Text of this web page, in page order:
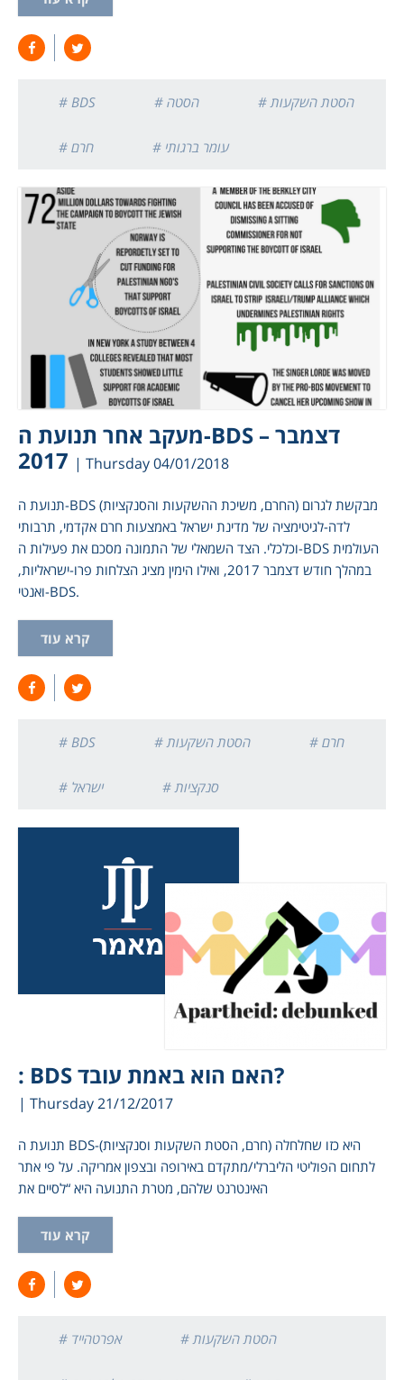
# BDS # הסטה # הסטת השקעות
# חרם # עומר ברגותי
מעקב אחר תנועת ה-BDS – דצמבר
2017 | Thursday 04/01/2018
תנועת ה-BDS (החרם, משיכת ההשקעות והסנקציות) מבקשת לגרום
לדה-לגיטימציה של מדינת ישראל באמצעות חרם אקדמי, תרבותי
וכלכלי. הצד השמאלי של התמונה מסכם את פעילות ה-BDS העולמית
במהלך חודש דצמבר 2017, ואילו הימין מציג הצלחות פרו-ישראליות,
ואנטי-BDS.
קרא עוד
# BDS # הסטת השקעות # חרם
# ישראל # סנקציות
: BDS האם הוא באמת עובד?
| Thursday 21/12/2017
תנועת ה BDS-(חרם, הסטת השקעות וסנקציות) היא כזו שחלחלה
לתחום הפוליטי הליברלי/מתקדם באירופה ובצפון אמריקה. על פי אתר
האינטרנט שלהם, מטרת התנועה היא “לסיים את
קרא עוד
# אפרטהייד # הסטת השקעות